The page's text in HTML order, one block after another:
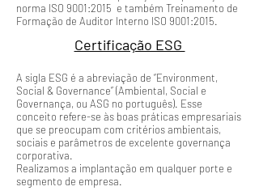
norma ISO 9001:2015 e também Treinamento de
Formação de Auditor Interno ISO 9001:2015.
Certificação ESG
A sigla ESG é a abreviação de “Environment,
Social & Governance” (Ambiental, Social e
Governança, ou ASG no português). Esse
conceito refere-se às boas práticas empresariais
que se preocupam com critérios ambientais,
sociais e parâmetros de excelente governança
corporativa.
Realizamos a implantação em qualquer porte e
segmento de empresa.